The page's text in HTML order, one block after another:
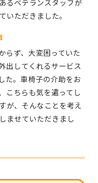
るベテランスタッフが
いただきました。
らず、大変困っていた
出してくれるサービス
た。車椅子の介助をお
こちらも気を遣ってし
が、そんなことを考え
ませていただきまし